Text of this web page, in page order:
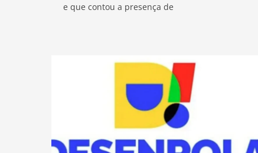
e que contou a presença de